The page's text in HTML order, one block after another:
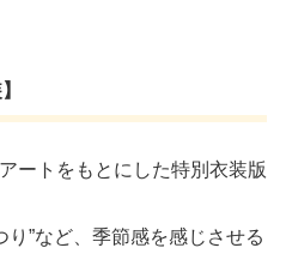
ートをもとにした特別衣装版
り”など、季節感を感じさせる